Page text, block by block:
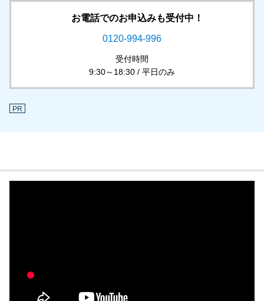
お電話でのお申込みも受付中！
0120-994-996
受付時間
9:30～18:30 / 平日のみ
PR